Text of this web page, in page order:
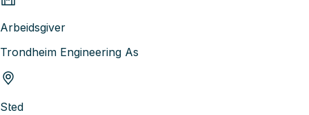
Arbeidsgiver
Trondheim Engineering As
Sted